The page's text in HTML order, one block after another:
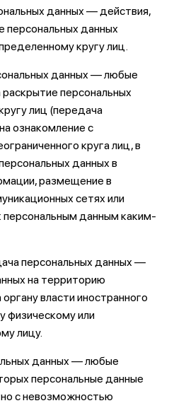
данных — действия,
персональных данных
кругу лиц.
данных — любые
персональных
лиц (передача
ознакомление с
круга лиц, в
данных в
размещение в
сетях или
персональным данным каким-
персональных данных —
на территорию
власти иностранного
физическому или
лицу.
данных — любые
персональные данные
с невозможностью